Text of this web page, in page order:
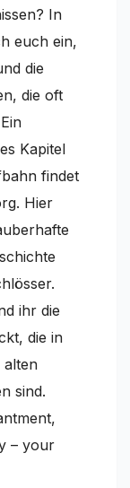
In
euch ein,
die
die oft
Kapitel
findet
Hier
ihr die
die in
alten
sind.
– your